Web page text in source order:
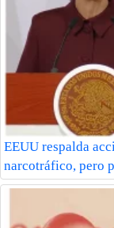
EEUU respalda
narcotráfico, pero